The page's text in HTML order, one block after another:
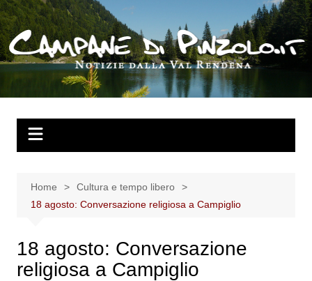
Salta
al
contenuto
Home
Cultura e tempo libero
18 agosto: Conversazione religiosa a Campiglio
18 agosto: Conversazione
religiosa a Campiglio